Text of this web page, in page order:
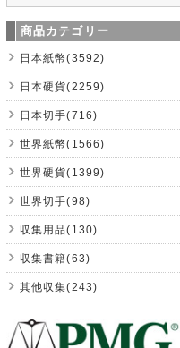
商品カテゴリー
日本紙幣(3592)
日本硬貨(2259)
日本切手(716)
世界紙幣(1566)
世界硬貨(1399)
世界切手(98)
収集用品(130)
収集書籍(63)
其他収集(243)